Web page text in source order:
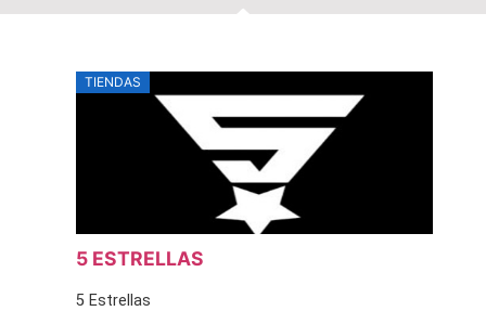
TIENDAS
5 ESTRELLAS
5 Estrellas